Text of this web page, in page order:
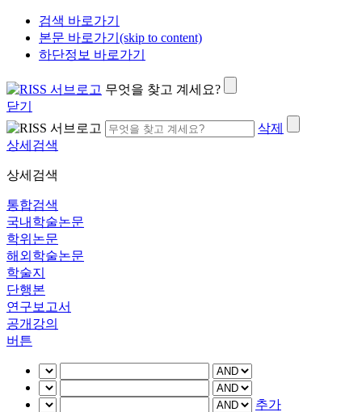
검색 바로가기
본문 바로가기(skip to content)
하단정보 바로가기
무엇을 찾고 계세요?
닫기
삭제
상세검색
상세검색
통합검색
국내학술논문
학위논문
해외학술논문
학술지
단행본
연구보고서
공개강의
버튼
추가